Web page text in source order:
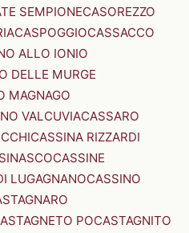
SEMPIONECASOREZZO
CASPOGGIOCASSACCO
ALLO IONIO
DELLE MURGE
MAGNAGO
VALCUVIACASSARO
CASSINA RIZZARDI
CASSINE
LUGAGNANOCASSINO
POCASTAGNITO